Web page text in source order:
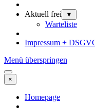
Aktuell frei ▼
Warteliste
Impressum +
Menü überspringen
×
Homepage